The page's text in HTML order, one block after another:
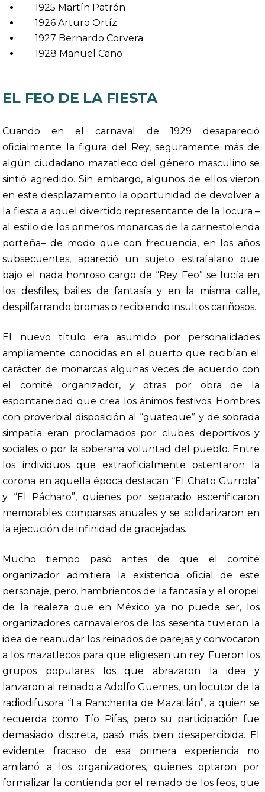
1925 Martín Patrón
1926 Arturo Ortíz
1927 Bernardo Corvera
1928 Manuel Cano
EL FEO DE LA FIESTA
Cuando en el carnaval de 1929 desapareció
oficialmente la figura del Rey, seguramente más de
algún ciudadano mazatleco del género masculino se
sintió agredido. Sin embargo, algunos de ellos vieron
en este desplazamiento la oportunidad de devolver a
la fiesta a aquel divertido representante de la locura –
al estilo de los primeros monarcas de la carnestolenda
porteña– de modo que con frecuencia, en los años
subsecuentes, apareció un sujeto estrafalario que
bajo el nada honroso cargo de “Rey Feo” se lucía en
los desfiles, bailes de fantasía y en la misma calle,
despilfarrando bromas o recibiendo insultos cariñosos.
El nuevo título era asumido por personalidades
ampliamente conocidas en el puerto que recibían el
carácter de monarcas algunas veces de acuerdo con
el comité organizador, y otras por obra de la
espontaneidad que crea los ánimos festivos. Hombres
con proverbial disposición al “guateque” y de sobrada
simpatía eran proclamados por clubes deportivos y
sociales o por la soberana voluntad del pueblo. Entre
los individuos que extraoficialmente ostentaron la
corona en aquella época destacan “El Chato Gurrola”
y “El Pácharo”, quienes por separado escenificaron
memorables comparsas anuales y se solidarizaron en
la ejecución de infinidad de gracejadas.
Mucho tiempo pasó antes de que el comité
organizador admitiera la existencia oficial de este
personaje, pero, hambrientos de la fantasía y el oropel
de la realeza que en México ya no puede ser, los
organizadores carnavaleros de los sesenta tuvieron la
idea de reanudar los reinados de parejas y convocaron
a los mazatlecos para que eligiesen un rey. Fueron los
grupos populares los que abrazaron la idea y
lanzaron al reinado a Adolfo Güemes, un locutor de la
radiodifusora “La Rancherita de Mazatlán”, a quien se
recuerda como Tío Pifas, pero su participación fue
demasiado discreta, pasó más bien desapercibida. El
evidente fracaso de esa primera experiencia no
amilanó a los organizadores, quienes optaron por
formalizar la contienda por el reinado de los feos, que